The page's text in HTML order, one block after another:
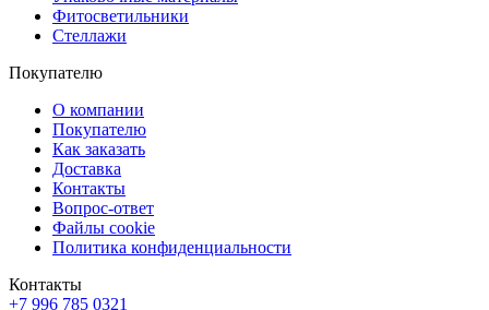
Фитосветильники
Стеллажи
Покупателю
О компании
Покупателю
Как заказать
Доставка
Контакты
Вопрос-ответ
Файлы cookie
Политика конфиденциальности
Контакты
+7 996 785 0321